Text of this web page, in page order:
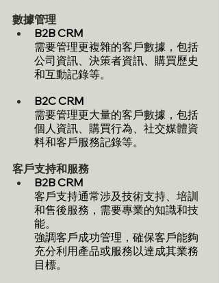
數據管理
B2B CRM
需要管理更複雜的客戶數據，包括
公司資訊、決策者資訊、購買歷史
和互動記錄等。
B2C CRM
需要管理更大量的客戶數據，包括
個人資訊、購買行為、社交媒體資
料和客戶服務記錄等。
客戶支持和服務
B2B CRM
客戶支持通常涉及技術支持、培訓
和售後服務，需要專業的知識和技
能。
強調客戶成功管理，確保客戶能夠
充分利用產品或服務以達成其業務
目標。